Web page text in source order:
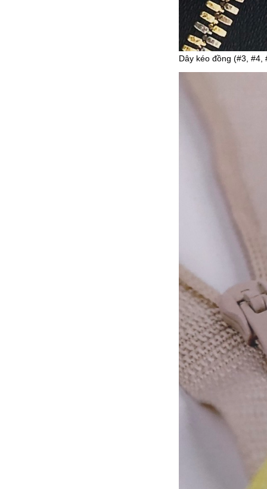
Dây kéo đồng (#3, #4,